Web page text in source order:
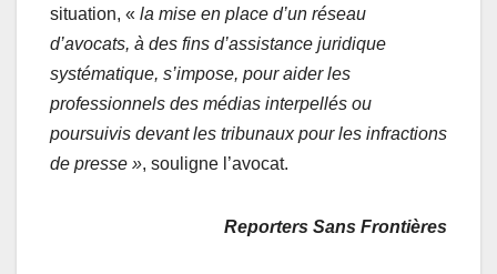
situation, « la mise en place d’un réseau
d’avocats, à des fins d’assistance juridique
systématique, s’impose, pour aider les
professionnels des médias interpellés ou
poursuivis devant les tribunaux pour les infractions
de presse », souligne l’avocat.
Reporters Sans Frontières